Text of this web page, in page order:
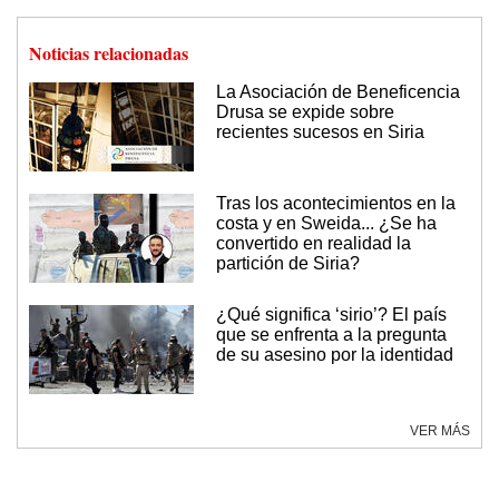
Noticias relacionadas
La Asociación de Beneficencia
Drusa se expide sobre
recientes sucesos en Siria
Tras los acontecimientos en la
costa y en Sweida... ¿Se ha
convertido en realidad la
partición de Siria?
¿Qué significa ‘sirio’? El país
que se enfrenta a la pregunta
de su asesino por la identidad
VER MÁS